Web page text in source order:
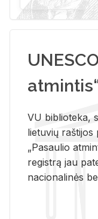
VU biblioteka,
lietuvių raštijos
„Pasaulio
registrą jau
nacionalinės